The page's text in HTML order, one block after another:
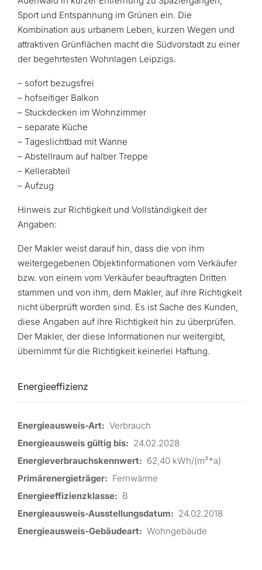
Sport und Entspannung im Grünen ein. Die
Kombination aus urbanem Leben, kurzen Wegen und
attraktiven Grünflächen macht die Südvorstadt zu einer
der begehrtesten Wohnlagen Leipzigs.
– sofort bezugsfrei
– hofseitiger Balkon
– Stuckdecken im Wohnzimmer
– separate Küche
– Tageslichtbad mit Wanne
– Abstellraum auf halber Treppe
– Kellerabteil
– Aufzug
Hinweis zur Richtigkeit und Vollständigkeit der
Angaben:
Der Makler weist darauf hin, dass die von ihm
weitergegebenen Objektinformationen vom Verkäufer
bzw. von einem vom Verkäufer beauftragten Dritten
stammen und von ihm, dem Makler, auf ihre Richtigkeit
nicht überprüft worden sind. Es ist Sache des Kunden,
diese Angaben auf ihre Richtigkeit hin zu überprüfen.
Der Makler, der diese Informationen nur weitergibt,
übernimmt für die Richtigkeit keinerlei Haftung.
Energieeffizienz
Energieausweis-Art: Verbrauch
Energieausweis gültig bis: 24.02.2028
Energieverbrauchskennwert: 62,40 kWh/(m²*a)
Primärenergieträger: Fernwärme
Energieeffizienzklasse: B
Energieausweis-Ausstellungsdatum: 24.02.2018
Energieausweis-Gebäudeart: Wohngebäude